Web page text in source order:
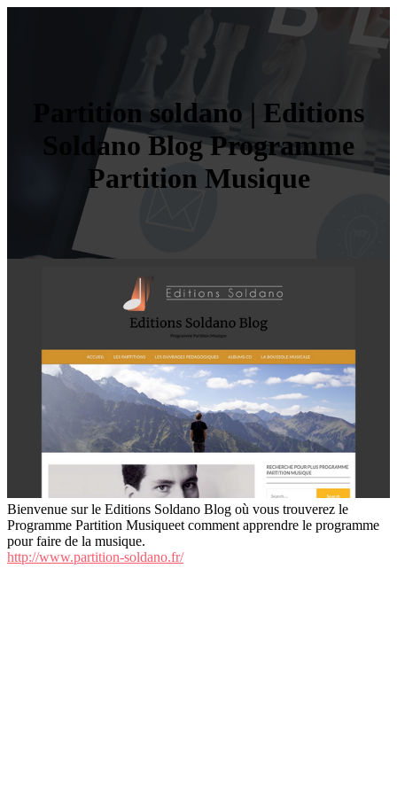
Partition soldano | Editions
Soldano Blog Programme
Partition Musique
Bienvenue sur le Editions Soldano Blog où vous trouverez le
Programme Partition Musiqueet comment apprendre le programme
pour faire de la musique.
http://www.partition-soldano.fr/